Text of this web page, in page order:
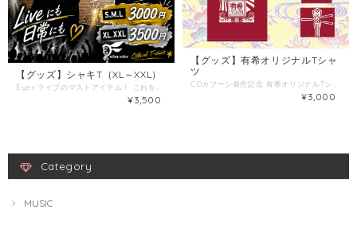
【グッズ】シャキT（XL～XXL）
¥3,500
【グッズ】有希オリジナルTシャ
ツ
¥3,000
Category
MUSIC